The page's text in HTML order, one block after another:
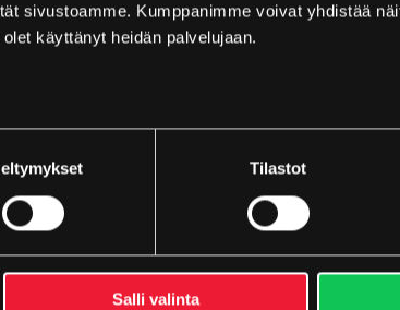
sivustoamme. Kumppanimme voivat yhdistää
käyttänyt heidän palvelujaan.
Tilastot
Salli valinta
Heikki Orpana
Tekninen asiantuntija
heikki.orpana@vmtplastic.fi